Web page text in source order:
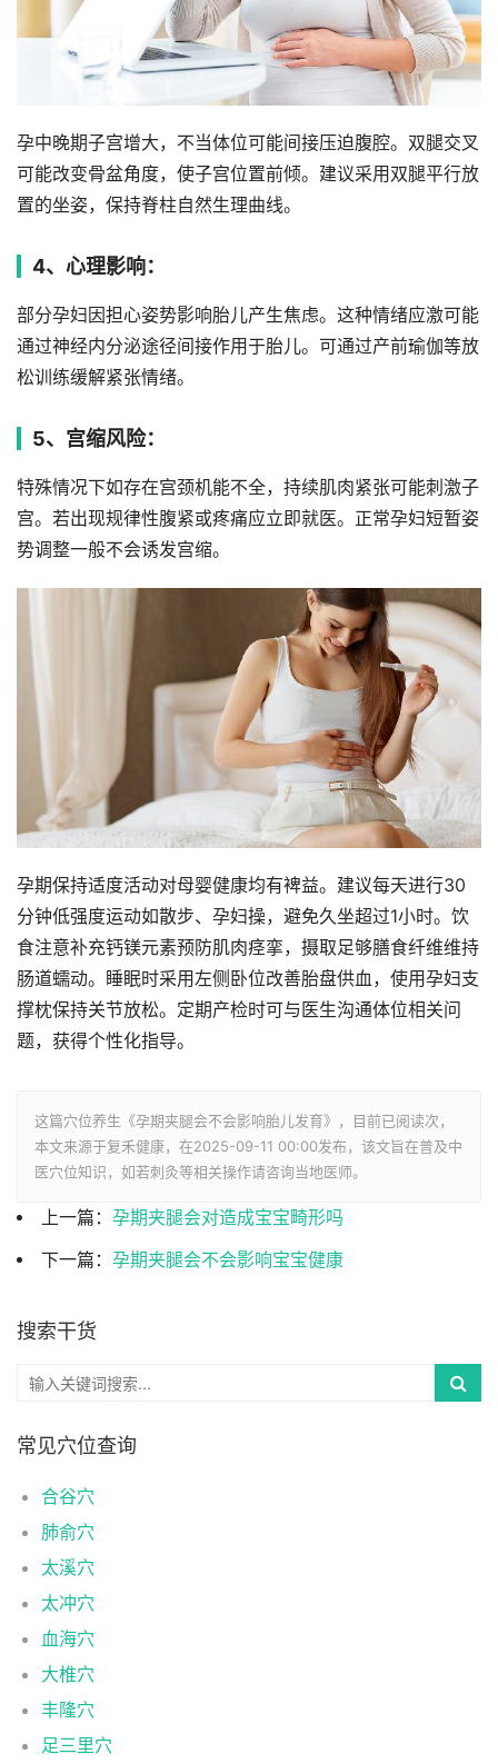
孕中晚期子宫增大，不当体位可能间接压迫腹腔。双腿交叉
可能改变骨盆角度，使子宫位置前倾。建议采用双腿平行放
置的坐姿，保持脊柱自然生理曲线。
4、心理影响：
部分孕妇因担心姿势影响胎儿产生焦虑。这种情绪应激可能
通过神经内分泌途径间接作用于胎儿。可通过产前瑜伽等放
松训练缓解紧张情绪。
5、宫缩风险：
特殊情况下如存在宫颈机能不全，持续肌肉紧张可能刺激子
宫。若出现规律性腹紧或疼痛应立即就医。正常孕妇短暂姿
势调整一般不会诱发宫缩。
孕期保持适度活动对母婴健康均有裨益。建议每天进行30
分钟低强度运动如散步、孕妇操，避免久坐超过1小时。饮
食注意补充钙镁元素预防肌肉痉挛，摄取足够膳食纤维维持
肠道蠕动。睡眠时采用左侧卧位改善胎盘供血，使用孕妇支
撑枕保持关节放松。定期产检时可与医生沟通体位相关问
题，获得个性化指导。
这篇穴位养生《孕期夹腿会不会影响胎儿发育》，目前已阅读次，
本文来源于复禾健康，在2025-09-11 00:00发布，该文旨在普及中
医穴位知识，如若刺灸等相关操作请咨询当地医师。
上一篇： 孕期夹腿会对造成宝宝畸形吗
下一篇： 孕期夹腿会不会影响宝宝健康
搜索干货
常见穴位查询
合谷穴
肺俞穴
太溪穴
太冲穴
血海穴
大椎穴
丰隆穴
足三里穴